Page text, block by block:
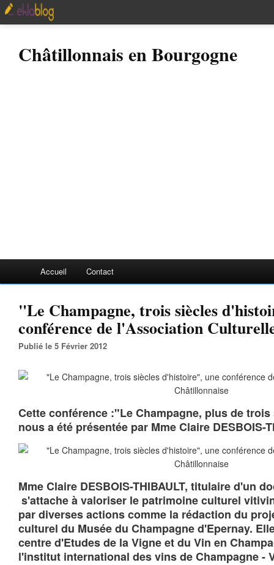
Châtillonnais en Bourgogne
Accueil Contact
"Le Champagne, trois siècles
conférence de l'Association
Publié le 5 Février 2012
Cette conférence :"Le Champagne, plus de
nous a été présentée par Mme Claire DESBOIS-
Mme Claire DESBOIS-THIBAULT, titulaire d'un
s'attache à valoriser le patrimoine culturel
par diverses actions comme la rédaction du
culturel du Musée du Champagne d'Epernay.
centre d'Etudes de la Vigne et du Vin en
l'institut international des vins de Champagne -